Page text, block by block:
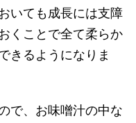
いても成長には支障
くことで全て柔らか
きるようになりま
で、お味噌汁の中な